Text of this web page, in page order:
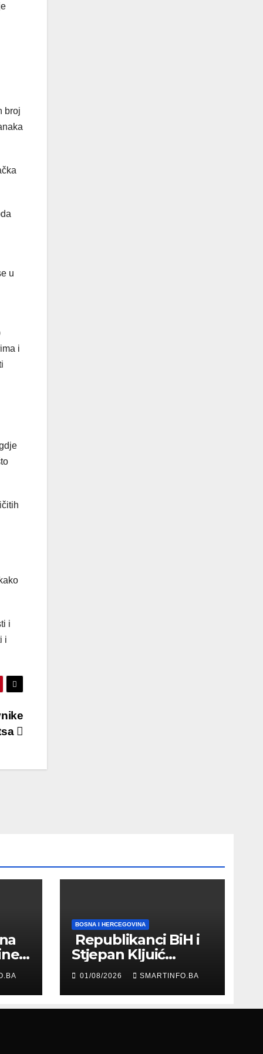
broj
u
i
i
i
BOSNA I HERCEGOVINA
Republikanci BiH i
Stjepan Kljuić
razgovarali o
evropskom putu
Bosne i
Hercegovine
01/08/2026 SMARTINFO.BA